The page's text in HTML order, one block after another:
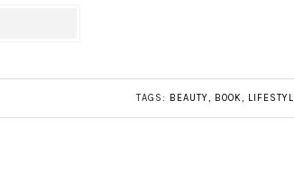
TAGS: BEAUTY, BOOK,